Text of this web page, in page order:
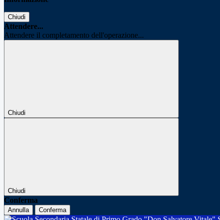
Chiudi
Attendere...
Attendere il completamento dell'operazione...
Chiudi
Chiudi
Conferma
Annulla Conferma